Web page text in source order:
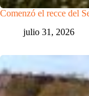
Comenzó el recce del
julio 31, 2026